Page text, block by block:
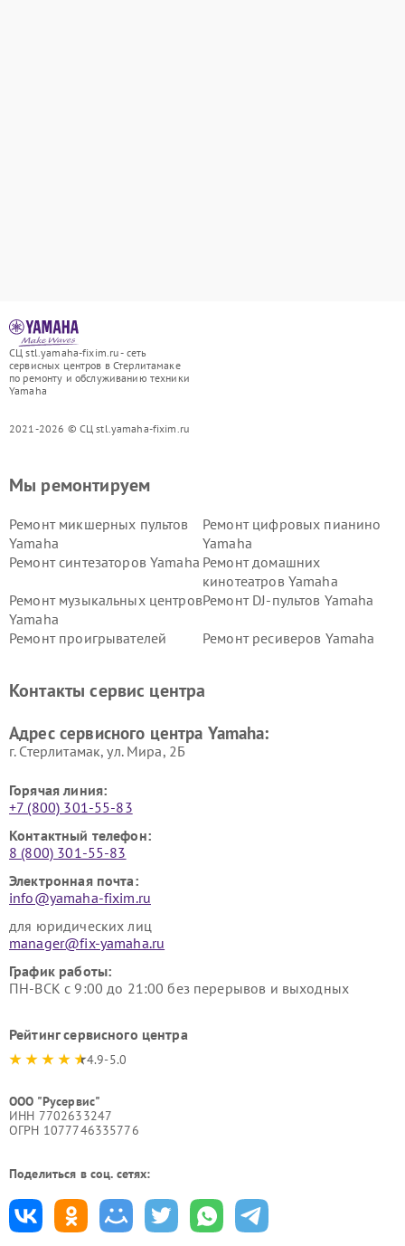
СЦ stl.yamaha-fixim.ru - сеть
сервисных центров в Стерлитамаке
по ремонту и обслуживанию техники
Yamaha
2021-2026 © СЦ stl.yamaha-fixim.ru
Мы ремонтируем
Ремонт микшерных пультов
Yamaha
Ремонт цифровых пианино
Yamaha
Ремонт синтезаторов Yamaha Ремонт домашних
кинотеатров Yamaha
Ремонт музыкальных центров
Yamaha
Ремонт DJ-пультов Yamaha
Ремонт проигрывателей
Ремонт ресиверов Yamaha
Yamaha
Yamaha
Контакты сервис центра
Адрес сервисного центра Yamaha:
г. Стерлитамак, ул. Мира, 2Б
Горячая линия:
+7 (800) 301-55-83
Контактный телефон:
8 (800) 301-55-83
Электронная почта:
info@yamaha-fixim.ru
для юридических лиц
manager@fix-yamaha.ru
График работы:
ПН-ВСК с 9:00 до 21:00 без перерывов и выходных
Рейтинг сервисного центра
4.9-5.0
ООО "Русервис"
ИНН 7702633247
ОГРН 1077746335776
Поделиться в соц. сетях: